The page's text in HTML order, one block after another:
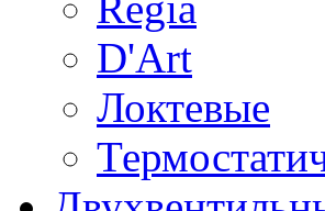
D'Art
Локтевые